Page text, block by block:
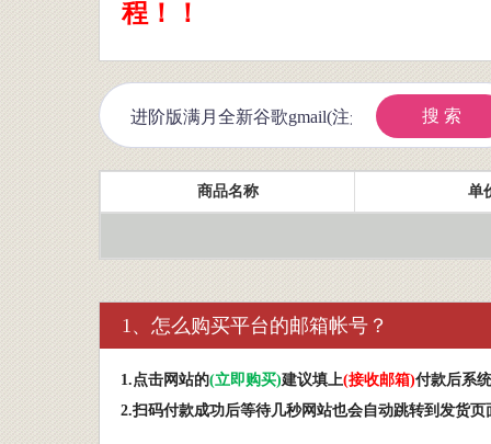
程！！
搜 索
商品名称 单
1、怎么购买平台的邮箱帐号？
1.点击网站的(立即购买)建议填上(接收邮箱)付款后系
2.扫码付款成功后等待几秒网站也会自动跳转到发货页